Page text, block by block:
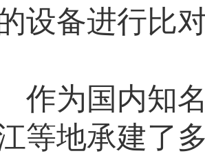
设备进行比
为国内知名
等地承建了